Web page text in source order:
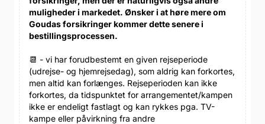
muligheder i markedet. Ønsker i at høre mere om
Goudas forsikringer kommer dette senere i
bestillingsprocessen.
📆 - vi har forudbestemt en given rejseperiode
(udrejse- og hjemrejsedag), som aldrig kan forkortes,
men altid kan forlænges. Rejseperioden kan ikke
forkortes, da tidspunktet for arrangementet/kampen
ikke er endeligt fastlagt og kan rykkes pga. TV-
kampe eller påvirkning fra andre